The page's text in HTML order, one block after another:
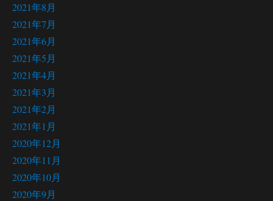
2021年8月
2021年7月
2021年6月
2021年5月
2021年4月
2021年3月
2021年2月
2021年1月
2020年12月
2020年11月
2020年10月
2020年9月